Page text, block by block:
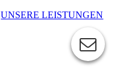
UNSERE LEISTUNGEN